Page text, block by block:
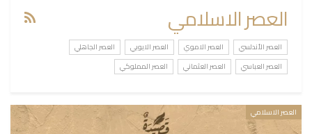
العصر الاسلامي
العصر الأندلسي العصر الاموي العصر الايوبي
العصر الجاهلي
العصر العباسي
العصر العثماني العصر المملوكي
العصر الاسلامي